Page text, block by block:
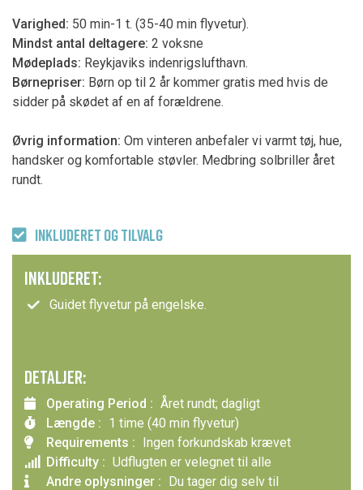
Varighed: 50 min-1 t. (35-40 min flyvetur).
Mindst antal deltagere: 2 voksne
Mødeplads: Reykjaviks indenrigslufthavn.
Børnepriser: Børn op til 2 år kommer gratis med hvis de
sidder på skødet af en af forældrene.
Øvrig information: Om vinteren anbefaler vi varmt tøj, hue,
handsker og komfortable støvler. Medbring solbriller året
rundt.
INKLUDERET OG TILVALG
INKLUDERET:
Guidet flyvetur på engelske.
DETALJER:
Operating Period : Året rundt; dagligt
Længde : 1 time (40 min flyvetur)
Requirements : Ingen forkundskab krævet
Difficulty : Udflugten er velegnet til alle
Andre oplysninger : Du tager dig selv til